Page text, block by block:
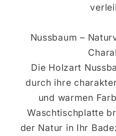
Nussbaum –
Die Holzart
durch ihre
und warmen
Waschtischplatte
der Natur in Ihr